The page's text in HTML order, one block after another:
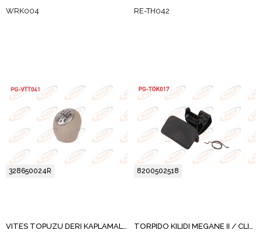
WRK004
RE-TH042
328650024R 8200502518